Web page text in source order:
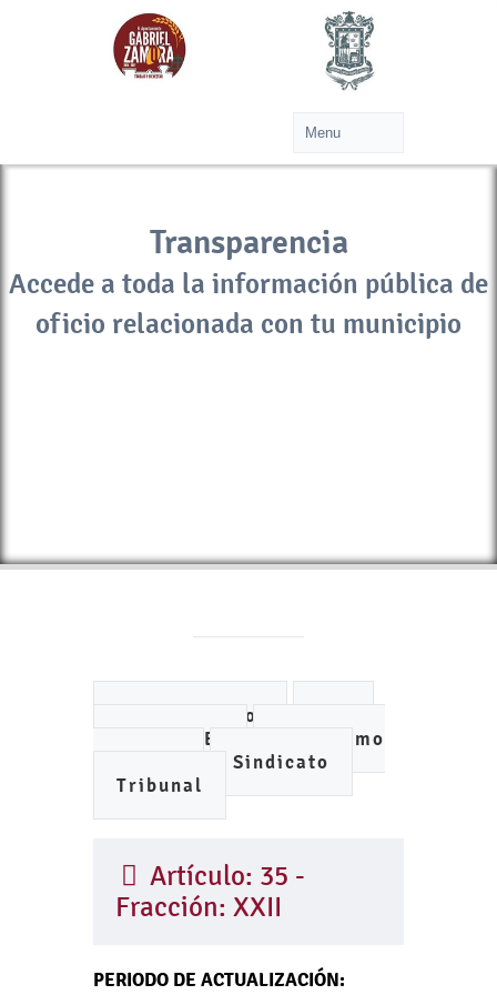
Transparencia
Accede a toda la información pública de
oficio relacionada con tu municipio
Ayuntamiento
IMCUFIDE
Organismo
Sindicato
Tribunal
Artículo: 35 -
Fracción: XXII
PERIODO DE ACTUALIZACIÓN: